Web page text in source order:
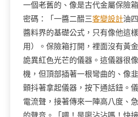
一個老舊的、像是古代金屬保險
密碼：「一醬二醋三客變設計油
醬料界的基礎公式，只有像他這
用）。保險箱打開，裡面沒有黃
詭異紅色光芒的儀器。這儀器很
機，但頂部插著一根彎曲的、像
顫抖著拿起儀器，按下通話鈕。
電流聲，接著傳來一陣高八度、